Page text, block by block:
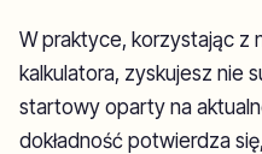
W praktyce, korzystając z
kalkulatora, zyskujesz nie
startowy oparty na
dokładność potwierdza